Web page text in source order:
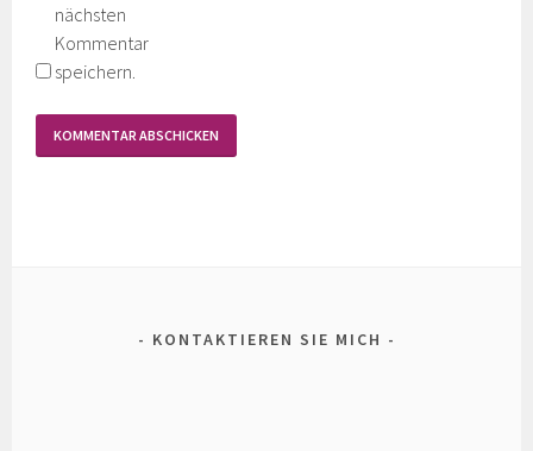
nächsten
Kommentar
speichern.
KONTAKTIEREN SIE MICH